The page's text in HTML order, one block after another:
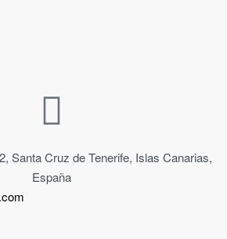
Santa Cruz de Tenerife, Islas Canarias,
España